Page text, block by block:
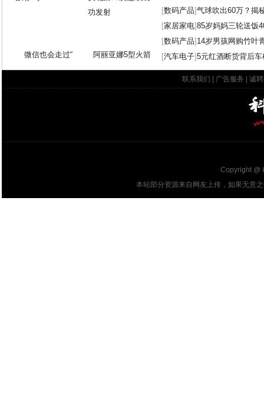
微信也会走过“ 阿丽亚娜5型火箭
[数码产品]气球吹出60万？揭
[家居家电]85岁妈妈三轮送饭
[数码产品] 14岁男孩网购竹叶
[汽车电子]5元红酒断货背后
联系我们 广告服务 诚
Copyright @
本站部分资源来自网友上传，如果无意